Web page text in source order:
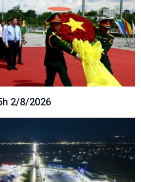
Khoa học & Công nghệ
Tin Khoa học & Công nghệ
Kết nối công nghệ
Sống chung với biến đổi
2/8/2026